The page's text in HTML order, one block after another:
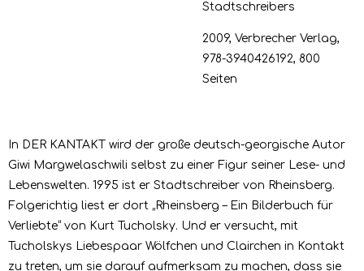
Stadtschreibers
2009, Verbrecher Verlag,
978-3940426192, 800
Seiten
In DER KANTAKT wird der große deutsch-georgische Autor
Giwi Margwelaschwili selbst zu einer Figur seiner Lese- und
Lebenswelten. 1995 ist er Stadtschreiber von Rheinsberg.
Folgerichtig liest er dort „Rheinsberg – Ein Bilderbuch für
Verliebte“ von Kurt Tucholsky. Und er versucht, mit
Tucholskys Liebespaar Wölfchen und Clairchen in Kontakt
zu treten, um sie darauf aufmerksam zu machen, dass sie